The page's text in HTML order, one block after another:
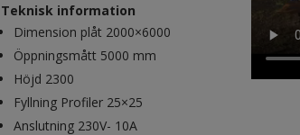
Teknisk information
Dimension plåt 2000×6000
Öppningsmått 5000 mm
Höjd 2300
Fyllning Profiler 25×25
Anslutning 230V- 10A